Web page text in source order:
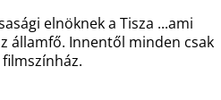
elnöknek a Tisza ...ami
államfő. Innentől minden csak